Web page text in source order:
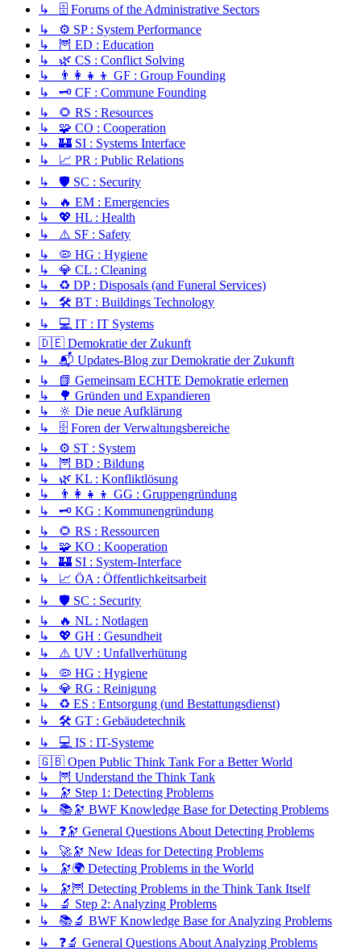
↳ 🗄️ Forums of the Administrative Sectors
↳ ⚙️ SP : System Performance
↳ 🦉 ED : Education
↳ 🌿 CS : Conflict Solving
↳ 👨‍👩‍👧‍👦 GF : Group Founding
↳ 🗝️ CF : Commune Founding
↳ 🌻 RS : Resources
↳ 🧩 CO : Cooperation
↳ 🏰 SI : Systems Interface
↳ 📈 PR : Public Relations
↳ 🛡️ SC : Security
↳ 🔥 EM : Emergencies
↳ 💖 HL : Health
↳ ⚠️ SF : Safety
↳ 🦠 HG : Hygiene
↳ 💎 CL : Cleaning
↳ ♻️ DP : Disposals (and Funeral Services)
↳ 🛠️ BT : Buildings Technology
↳ 💻 IT : IT Systems
🇩🇪 Demokratie der Zukunft
↳ 📬 Updates-Blog zur Demokratie der Zukunft
↳ 📗 Gemeinsam ECHTE Demokratie erlernen
↳ 🌳 Gründen und Expandieren
↳ 🔆 Die neue Aufklärung
↳ 🗄️ Foren der Verwaltungsbereiche
↳ ⚙️ ST : System
↳ 🦉 BD : Bildung
↳ 🌿 KL : Konfliktlösung
↳ 👨‍👩‍👧‍👦 GG : Gruppengründung
↳ 🗝️ KG : Kommunengründung
↳ 🌻 RS : Ressourcen
↳ 🧩 KO : Kooperation
↳ 🏰 SI : System-Interface
↳ 📈 ÖA : Öffentlichkeitsarbeit
↳ 🛡️ SC : Security
↳ 🔥 NL : Notlagen
↳ 💖 GH : Gesundheit
↳ ⚠️ UV : Unfallverhütung
↳ 🦠 HG : Hygiene
↳ 💎 RG : Reinigung
↳ ♻️ ES : Entsorgung (und Bestattungsdienst)
↳ 🛠️ GT : Gebäudetechnik
↳ 💻 IS : IT-Systeme
🇬🇧 Open Public Think Tank For a Better World
↳ 🦉 Understand the Think Tank
↳ 🔭 Step 1: Detecting Problems
↳ 📚🔭 BWF Knowledge Base for Detecting Problems
↳ ❓🔭 General Questions About Detecting Problems
↳ 🚀🔭 New Ideas for Detecting Problems
↳ 🔭🌍 Detecting Problems in the World
↳ 🔭🦉 Detecting Problems in the Think Tank Itself
↳ 🔬 Step 2: Analyzing Problems
↳ 📚🔬 BWF Knowledge Base for Analyzing Problems
↳ ❓🔬 General Questions About Analyzing Problems